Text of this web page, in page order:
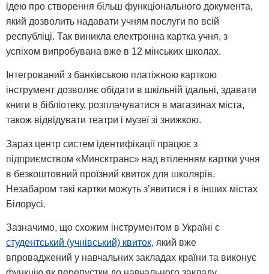
ідею про створення більш функціонального документа,
який дозволить надавати учням послуги по всій
республіці. Так виникла електронна картка учня, з
успіхом випробувана вже в 12 мінських школах.
Інтегрований з банківською платіжною карткою
інструмент дозволяє обідати в шкільній їдальні, здавати
книги в бібліотеку, розплачуватися в магазинах міста,
також відвідувати театри і музеї зі знижкою.
Зараз центр систем ідентифікації працює з
підприємством «Минсктранс» над втіленням картки учня
в безкоштовний проїзний квиток для школярів.
Незабаром такі картки можуть з’явитися і в інших містах
Білорусі.
Зазначимо, що схожим інструментом в Україні є
студентський (учнівський) квиток, який вже
впроваджений у навчальних закладах країни та виконує